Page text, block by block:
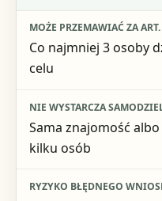
Może przemawiać za art.
Nie wystarcza
Co najmniej 3 osoby
celu
Sama znajomość
kilku osób